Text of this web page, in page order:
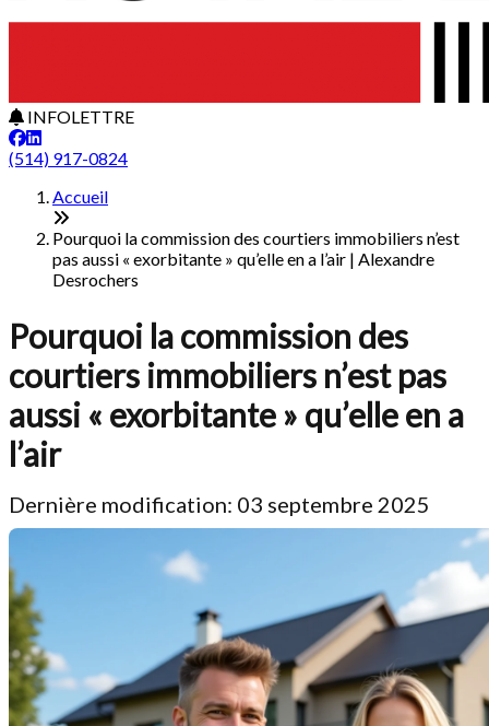
INFOLETTRE
(514) 917-0824
Accueil
Pourquoi la commission des courtiers immobiliers n’est
pas aussi « exorbitante » qu’elle en a l’air | Alexandre
Desrochers
Pourquoi la commission des
courtiers immobiliers n’est pas
aussi « exorbitante » qu’elle en a
l’air
Dernière modification: 03 septembre 2025